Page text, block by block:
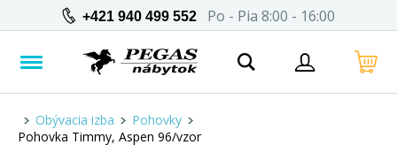
+421 940 499 552 Po - Pia 8:00 - 16:00
Obývacia izba
Pohovky
Pohovka Timmy, Aspen 96/vzor